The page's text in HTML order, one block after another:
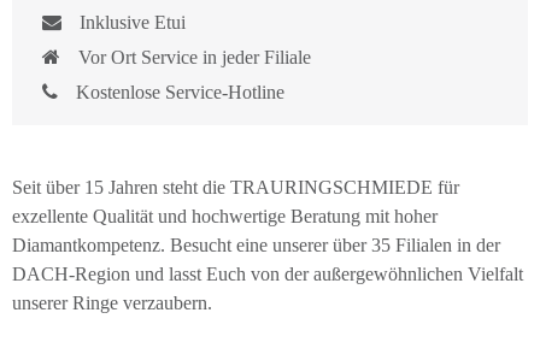
Inklusive Etui
Vor Ort Service in jeder Filiale
Kostenlose Service-Hotline
Seit über 15 Jahren steht die TRAURINGSCHMIEDE für
exzellente Qualität und hochwertige Beratung mit hoher
Diamantkompetenz. Besucht eine unserer über 35 Filialen in der
DACH-Region und lasst Euch von der außergewöhnlichen Vielfalt
unserer Ringe verzaubern.